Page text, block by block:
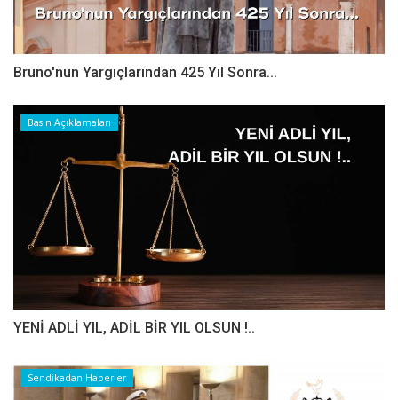
Bruno'nun Yargıçlarından 425 Yıl Sonra...
Basın Açıklamaları
YENİ ADLİ YIL, ADİL BİR YIL OLSUN !..
Sendikadan Haberler